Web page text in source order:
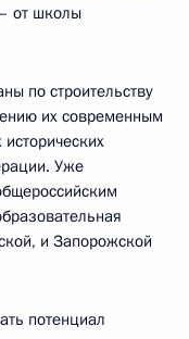
от школы
по строительству
их современным
Уже
и Запорожской
потенциал